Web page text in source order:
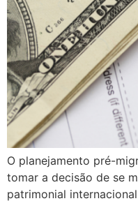
O planejamento pré-
tomar a decisão de se
patrimonial